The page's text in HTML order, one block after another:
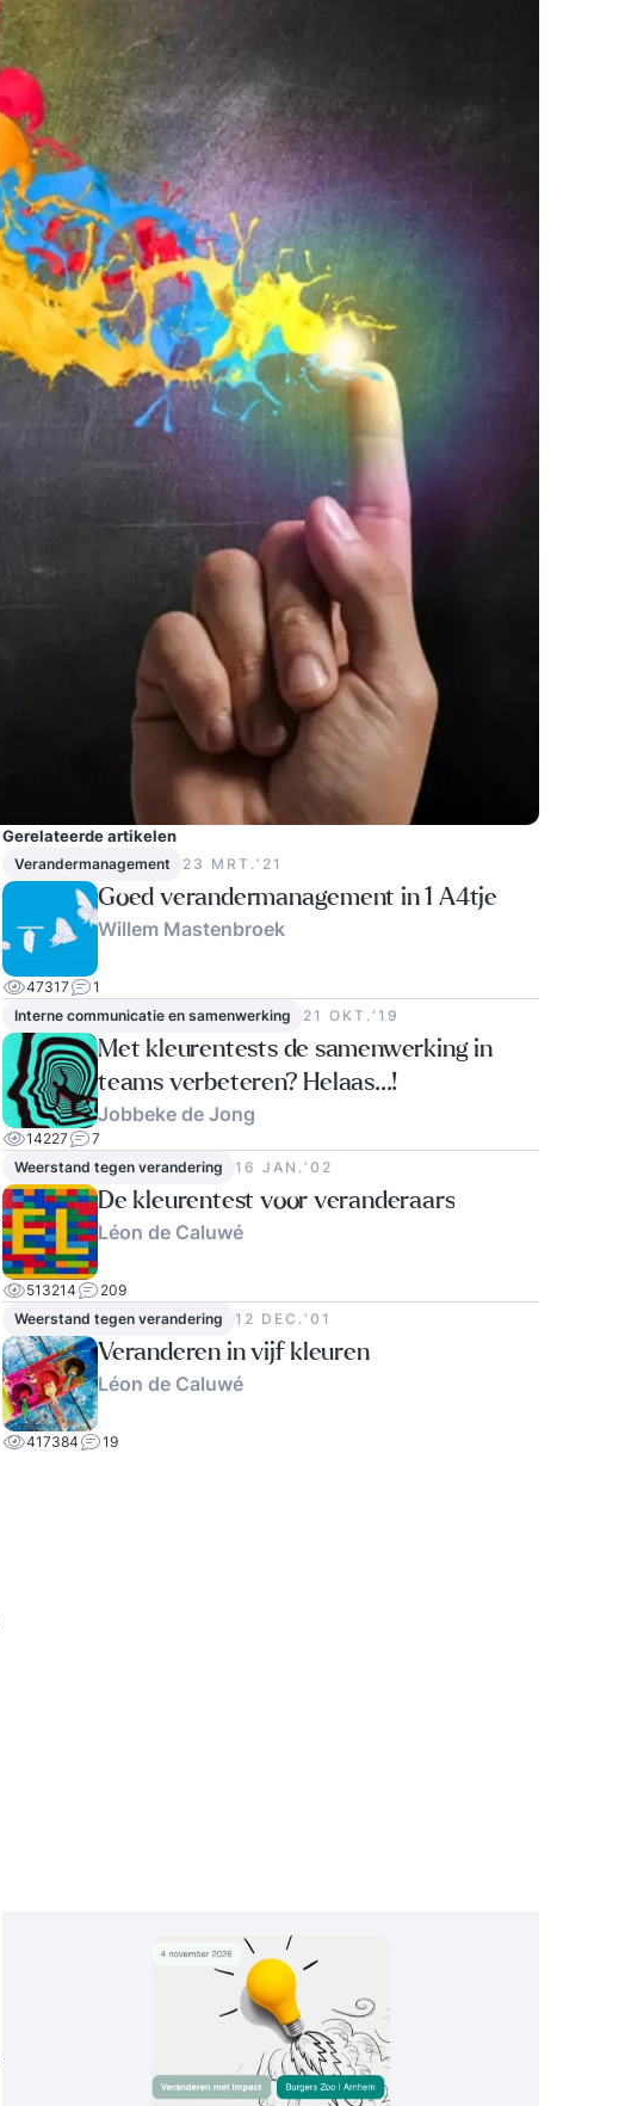
Gerelateerde artikelen
Verandermanagement 23 MRT.‘21
Goed verandermanagement in 1 A4tje
Willem Mastenbroek
47317
1
Interne communicatie en samenwerking
21 OKT.‘19
Met kleurentests de samenwerking in
teams verbeteren? Helaas...!
Jobbeke de Jong
14227
7
Weerstand tegen verandering
16 JAN.‘02
De kleurentest voor veranderaars
Léon de Caluwé
513214
209
Weerstand tegen verandering
12 DEC.‘01
Veranderen in vijf kleuren
Léon de Caluwé
417384 19